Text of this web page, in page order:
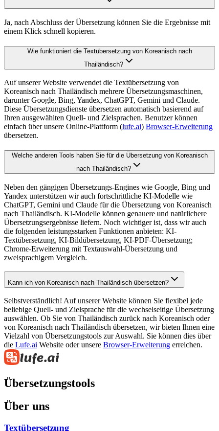
Ja, nach Abschluss der Übersetzung können Sie die Ergebnisse mit
einem Klick schnell kopieren.
Wie funktioniert die Textübersetzung von Koreanisch nach
Thailändisch?
Auf unserer Website verwendet die Textübersetzung von
Koreanisch nach Thailändisch mehrere Übersetzungsmaschinen,
darunter Google, Bing, Yandex, ChatGPT, Gemini und Claude.
Diese Übersetzungsdienste übersetzen automatisch basierend auf
Ihren ausgewählten Quell- und Zielsprachen. Benutzer können
einfach über unsere Online-Plattform (lufe.ai) Browser-Erweiterung
übersetzen.
Welche anderen Tools haben Sie für die Übersetzung von Koreanisch
nach Thailändisch?
Neben den gängigen Übersetzungs-Engines wie Google, Bing und
Yandex unterstützen wir auch fortschrittliche KI-Modelle wie
ChatGPT, Gemini und Claude für die Übersetzung von Koreanisch
nach Thailändisch. KI-Modelle können genauere und natürlichere
Übersetzungsergebnisse liefern. Noch wichtiger ist, dass wir auch
die folgenden leistungsstarken Funktionen anbieten: KI-
Textübersetzung, KI-Bildübersetzung, KI-PDF-Übersetzung;
Chrome-Erweiterung mit Textauswahl-Übersetzung und
zweisprachigem Vergleich.
Kann ich von Koreanisch nach Thailändisch übersetzen?
Selbstverständlich! Auf unserer Website können Sie flexibel jede
beliebige Quell- und Zielsprache für die wechselseitige Übersetzung
auswählen. Ob Sie von Thailändisch zurück nach Koreanisch oder
von Koreanisch nach Thailändisch übersetzen, wir bieten Ihnen eine
Vielzahl von Übersetzungstools zur Auswahl. Sie können dies über
die Lufe.ai Website oder unsere Browser-Erweiterung erreichen.
Übersetzungstools
Über uns
Textübersetzung